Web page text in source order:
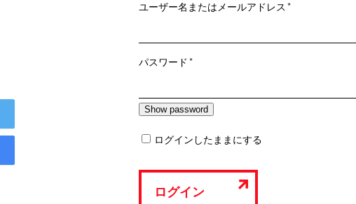
ユーザー名またはメールアドレス*必
パスワード*必
ログインしたままにする
ログイン